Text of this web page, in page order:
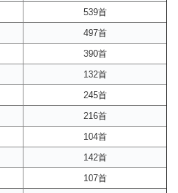
539首
497首
390首
132首
245首
216首
104首
142首
107首